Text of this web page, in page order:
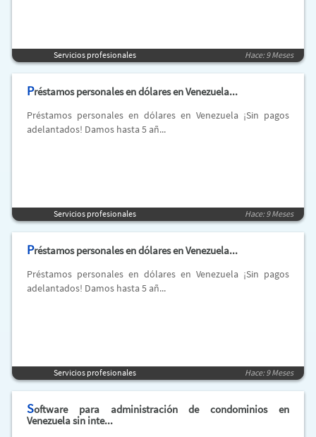
Servicios profesionales Hace: 9 Meses
Préstamos personales en dólares en Venezuela...
Préstamos personales en dólares en Venezuela ¡Sin pagos
adelantados! Damos hasta 5 añ...
Servicios profesionales Hace: 9 Meses
Préstamos personales en dólares en Venezuela...
Préstamos personales en dólares en Venezuela ¡Sin pagos
adelantados! Damos hasta 5 añ...
Servicios profesionales Hace: 9 Meses
Software para administración de condominios en
Venezuela sin inte...